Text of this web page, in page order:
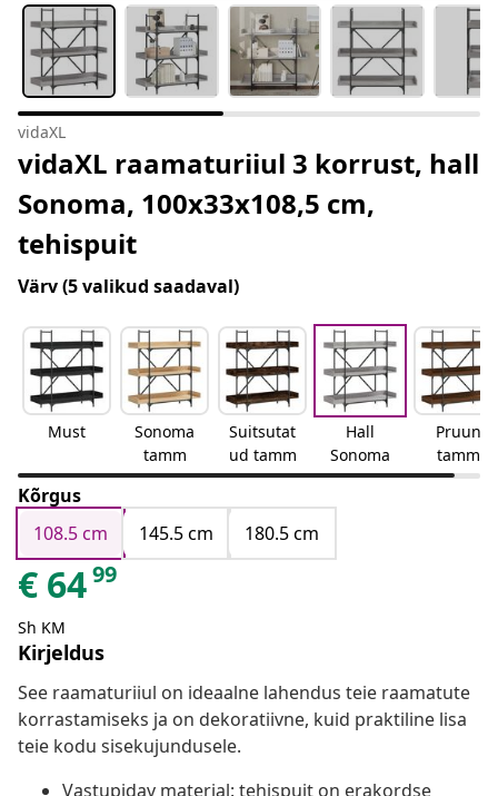
vidaXL
vidaXL raamaturiiul 3 korrust, hall
Sonoma, 100x33x108,5 cm,
tehispuit
Värv(5 valikud saadaval)
Must
Sonoma
tamm
Suitsutat
ud tamm
Hall
Sonoma
Pruun
tamm
Kõrgus
108.5 cm
145.5 cm 180.5 cm
€ 6499
Sh KM
Kirjeldus
See raamaturiiul on ideaalne lahendus teie raamatute
korrastamiseks ja on dekoratiivne, kuid praktiline lisa
teie kodu sisekujundusele.
Vastupidav materjal: tehispuit on erakordse